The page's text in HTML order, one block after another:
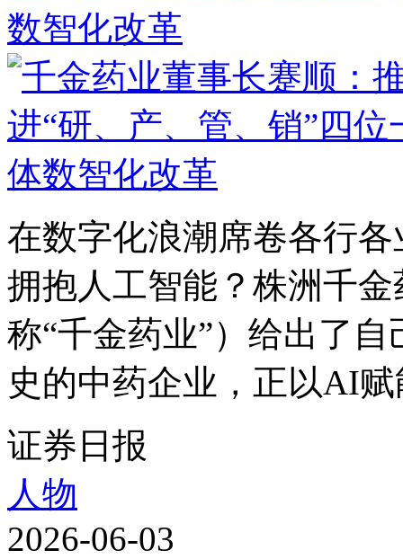
数智化改革
在数字化浪潮席卷各行
拥抱人工智能？株洲千
称“千金药业”）给出了
史的中药企业，正以AI
证券日报
人物
2026-06-03